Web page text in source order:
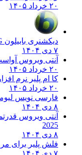
۲۰ خرداد ۱۴۰۵
دیکشنری بابیلون NG - فرهنگ لغت کامپیوتر
۷ دی ۱۴۰۴
آنتی ویروس
۲۰ خرداد ۱۴۰۵
کا ام پلیر نرم
۲۰ خرداد ۱۴۰۵
فارسی نویس
۸ دی ۱۴۰۴
آنتی ویروس
2025
۸ دی ۱۴۰۴
فلش پلیر برای
۷ دی ۱۴۰۴